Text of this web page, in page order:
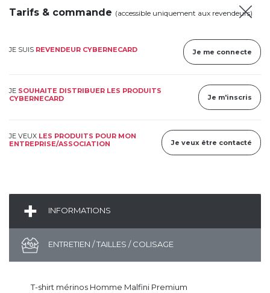
Tarifs & commande (accessible uniquement aux revendeurs)
JE SUIS REVENDEUR CYBERNECARD Je me connecte
JE SOUHAITE DISTRIBUER LES PRODUITS
CYBERNECARD
Je m'inscris
JE VEUX LES PRODUITS POUR MON
ENTREPRISE/ASSOCIATION
Je veux être contacté
INFORMATIONS
ENTRETIEN / TAILLES / COLISAGE
T-shirt mérinos Homme Malfini Premium